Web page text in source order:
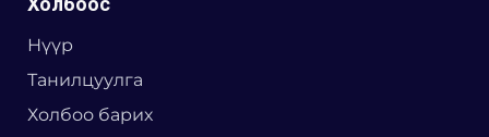
Нүүр
Танилцуулга
Холбоо барих